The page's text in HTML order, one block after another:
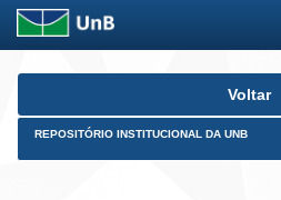
Skip
Voltar
REPOSITÓRIO INSTITUCIONAL DA UNB